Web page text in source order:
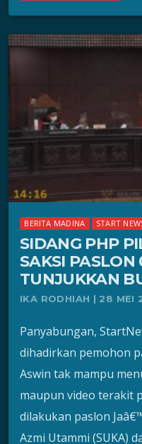
BERITA MADINA START
SIDANG PHP
SAKSI PASLON
TUNJUKKAN
IKA RODHIAH | 28 MEI
Panyabungan,
dihadirkan pemohon
Aswin tak mampu
maupun video terakit
dilakukan paslon
Azmi Utammi (SUKA)